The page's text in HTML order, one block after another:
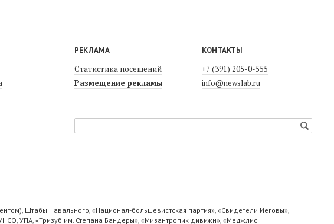
РЕКЛАМА
Статистика посещений
Размещение рекламы
КОНТАКТЫ
+7 (391) 205-0-555
info@newslab.ru
Штабы Навального, «Национал-большевистская партия», «Свидетели Иеговы»,
УПА, «Тризуб им. Степана Бандеры», «Мизантропик дивижн», «Меджлис